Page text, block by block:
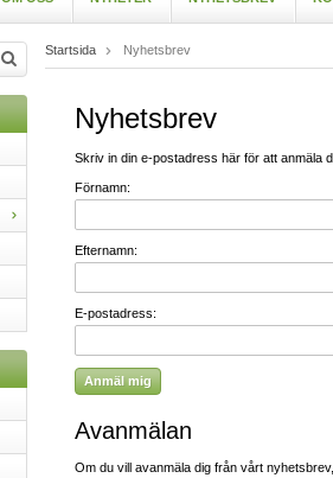
Startsida Nyhetsbrev
Nyhetsbrev
Skriv in din e-postadress här för att anmäla
Förnamn:
Efternamn:
E-postadress:
Avanmälan
Om du vill avanmäla dig från vårt